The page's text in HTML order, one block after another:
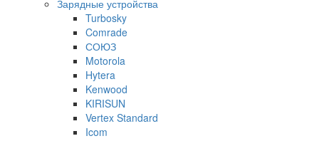
Зарядные устройства
Turbosky
Comrade
СОЮЗ
Motorola
Hytera
Kenwood
KIRISUN
Vertex Standard
Icom